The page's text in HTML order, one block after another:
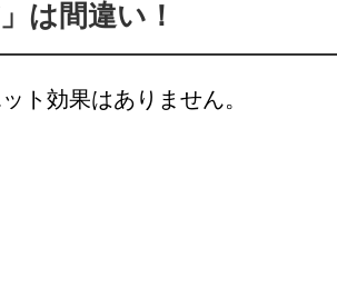
は間違い！
ト効果はありません。